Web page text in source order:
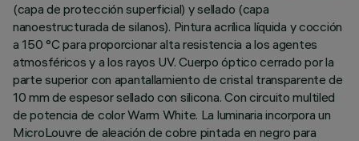
(capa de protección superficial) y sellado (capa
nanoestructurada de silanos). Pintura acrílica líquida y cocción
a 150 °C para proporcionar alta resistencia a los agentes
atmosféricos y a los rayos UV. Cuerpo óptico cerrado por la
parte superior con apantallamiento de cristal transparente de
10 mm de espesor sellado con silicona. Con circuito multiled
de potencia de color Warm White. La luminaria incorpora un
MicroLouvre de aleación de cobre pintada en negro para